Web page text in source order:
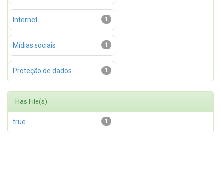
1
Internet
1
Mídias sociais
1
Proteção de dados
Has File(s)
1
true